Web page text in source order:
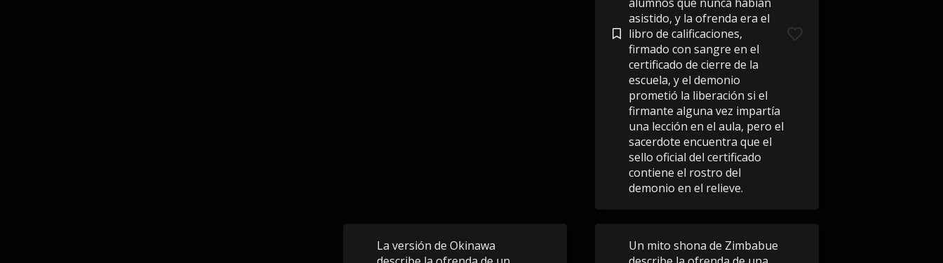
asistido, y la ofrenda era el
libro de calificaciones,
firmado con sangre en el
certificado de cierre de la
escuela, y el demonio
prometió la liberación si el
firmante alguna vez impartía
una lección en el aula, pero el
sacerdote encuentra que el
sello oficial del certificado
contiene el rostro del
demonio en el relieve.
La versión de Okinawa
Un mito shona de Zimbabue